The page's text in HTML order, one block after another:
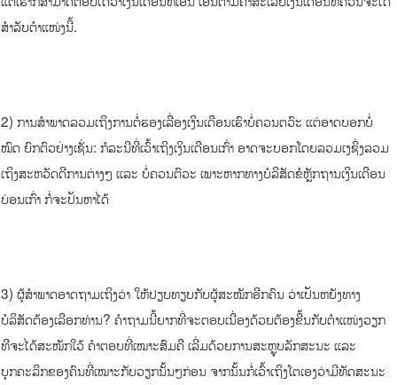
ສຳລັບຕຳແໜ່ງນີ້.
2) ການສຳພາດລວມເຖິງການຕໍ່ຮອງເລື່ອງເງິນເດືອນເຮົາບໍ່ຄວນຕວົະ ແຕ່ອາດບອກບໍ່
ໝົດ ຍົກຕົວຢ່າງເຊັ່ນ: ກໍລະນີທີ່ເວົ້າເຖິງເງິນເດືອນເກົ່າ ອາດຈະບອກໂດຍລວມເງຊິ່ງລວມ
ເຖິງສະຫວັດດີການຕ່າງໆ ແລະ ບໍ່ຄວນຕົວະ ເພາະຫາກທາງບໍລິສັດຂໍຫຼັກຖານເງິນເດືອນ
ບ່ອນເກົ່າ ກໍ່ຈະປັນຫາໄດ້
3) ຜູ້ສຳພາດອາດຖາມເຖິງວ່າ ໃຫ້ປຽບທຽບກັບຜູ້ສະໝັກອີກຄົນ ວ່າເປັນຫຍັງທາງ
ບໍລິສັດຕ້ອງເລືອກທ່ານ? ຄຳຖາມນີ້ຍາກທີ່ຈະຕອບເນື່ອງດ້ວຍຕ້ອງຂື້ນກັບຕຳແໜ່ງວຽກ
ທີຈະໄດ້ສະໝັກໃວ້ ຄຳຕອບທີ່ເໝາະສົມຄື ເລີ່ມດ້ວຍການສະຫຼຸບລັກສະນະ ແລະ
ບຸກຄະລິກຂອງຄົນທີ່ເໝາະກັບວຽກນັ້ນໆກ່ອນ ຈາກນັ້ນກໍ່ເວົ້າເຖິງໂຕເອງວ່າມີທັດສະນະ